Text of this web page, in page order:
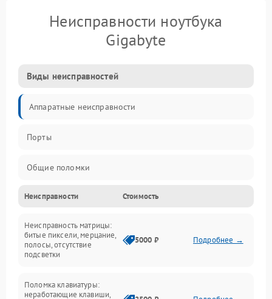
Неисправности ноутбука
Gigabyte
Виды неисправностей
Аппаратные неисправности
Порты
Общие поломки
Устройства
Программные ошибки
Электрические и системные сбои
Интерфейсные проблемы
Неисправности Стоимость
Неисправность матрицы:
битые пиксели, мерцание,
полосы, отсутствие
подсветки
5000 ₽ Подробнее →
Поломка клавиатуры:
неработающие клавиши,